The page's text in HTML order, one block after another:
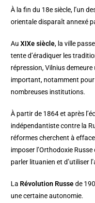
À la fin du 18e siècle, l’un
orientale disparaît annexé
AuXIXe siècle, la ville
tente d’éradiquer les
répression, Vilnius
important, notamment
nombreuses institutions.
À partir de 1864 et après
indépendantiste contre la
réformes cherchent à
imposer l’Orthodoxie
parler lituanien et d’utiliser
La Révolution Russede
une certaine autonomie.